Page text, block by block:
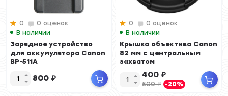
0
0 оценок
В наличии
Зарядное устройство
для аккумулятора Canon
BP-511A
800 ₽
0
0 оценок
В наличии
Крышка объектива Canon
82 мм с центральным
захватом
400 ₽
500₽ -20%